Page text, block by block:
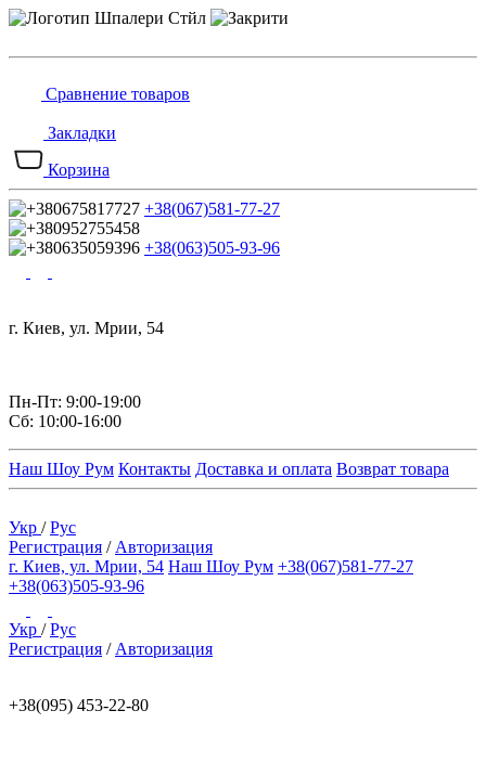
Сравнение товаров
Закладки
Корзина
+38(067)581-77-27
+38(063)505-93-96
г. Киев, ул. Мрии, 54
Пн-Пт: 9:00-19:00
Сб: 10:00-16:00
Наш Шоу Рум Контакты Доставка и оплата Возврат товара
Укр /Рус
Регистрация / Авторизация
г. Киев, ул. Мрии, 54 Наш Шоу Рум +38(067)581-77-27
+38(063)505-93-96
Укр /Рус
Регистрация / Авторизация
+38(095) 453-22-80